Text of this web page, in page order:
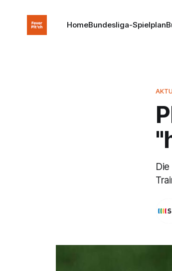
HomeBundesliga-Spielplan